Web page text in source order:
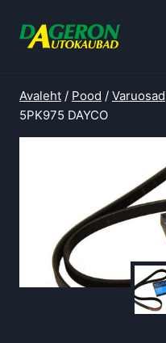
Avaleht / Pood / Varuosad
5PK975 DAYCO